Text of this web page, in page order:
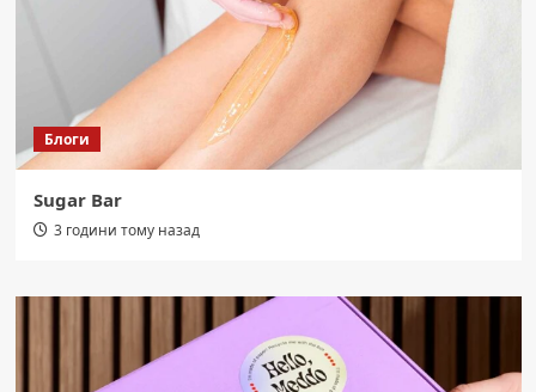
Блоги
Sugar Bar
3 години тому назад